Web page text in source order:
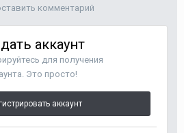
комментарий
аккаунт
для получения
Это просто!
аккаунт